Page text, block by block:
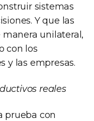
sistemas
Y que las
unilateral,
con los
y las empresas.
reales
prueba con